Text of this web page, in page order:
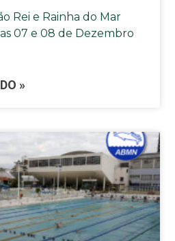
Rei e Rainha do Mar
07 e 08 de Dezembro
»